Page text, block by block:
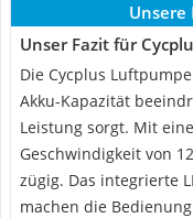
Unsere
Unser Fazit für
Die Cycplus
Akku-Kapazität
Leistung sorgt. Mit
Geschwindigkeit von
zügig. Das integrierte
machen die